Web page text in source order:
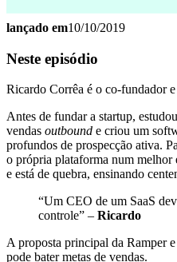
lançado em10/10/2019
Neste episódio
Ricardo Corrêa é o co-fundador
Antes de fundar a startup,
vendas outbound e criou um
profundos de prospecção ativa.
o própria plataforma num melhor
e está de quebra, ensinando
“Um CEO de um SaaS
controle” – Ricardo
A proposta principal da Ramper
pode bater metas de vendas.